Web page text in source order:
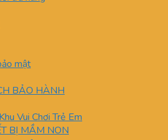
mật
BẢO HÀNH
Vui Chơi Trẻ Em
BỊ MẦM NON